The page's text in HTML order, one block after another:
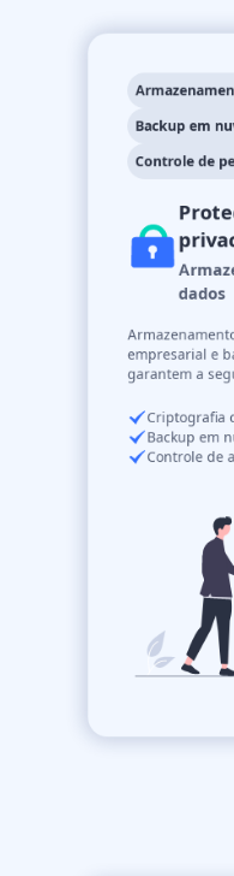
Backup em
Controle de
dados
empresarial e
garantem a
Criptografia
Backup em
Controle de